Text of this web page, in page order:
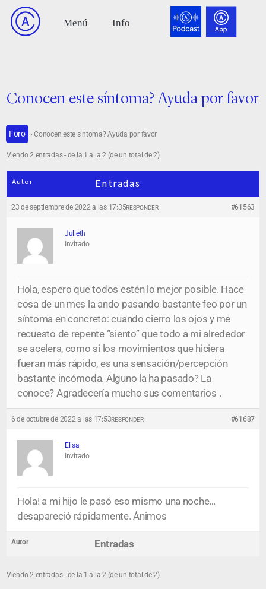
Conocen este síntoma? Ayuda por favor
Foro › Conocen este síntoma? Ayuda por favor
Viendo 2 entradas - de la 1 a la 2 (de un total de 2)
Autor Entradas
23 de septiembre de 2022 a las 17:35 #61563
RESPONDER
Julieth
Invitado
Hola, espero que todos estén lo mejor posible. Hace
cosa de un mes la ando pasando bastante feo por un
síntoma en concreto: cuando cierro los ojos y me
recuesto de repente “siento” que todo a mi alrededor
se acelera, como si los movimientos que hiciera
fueran más rápido, es una sensación/percepción
bastante incómoda. Alguno la ha pasado? La
conoce? Agradecería mucho sus comentarios .
6 de octubre de 2022 a las 17:53 #61687
RESPONDER
Elisa
Invitado
Hola! a mi hijo le pasó eso mismo una noche…
desapareció rápidamente. Ánimos
Autor Entradas
Viendo 2 entradas - de la 1 a la 2 (de un total de 2)